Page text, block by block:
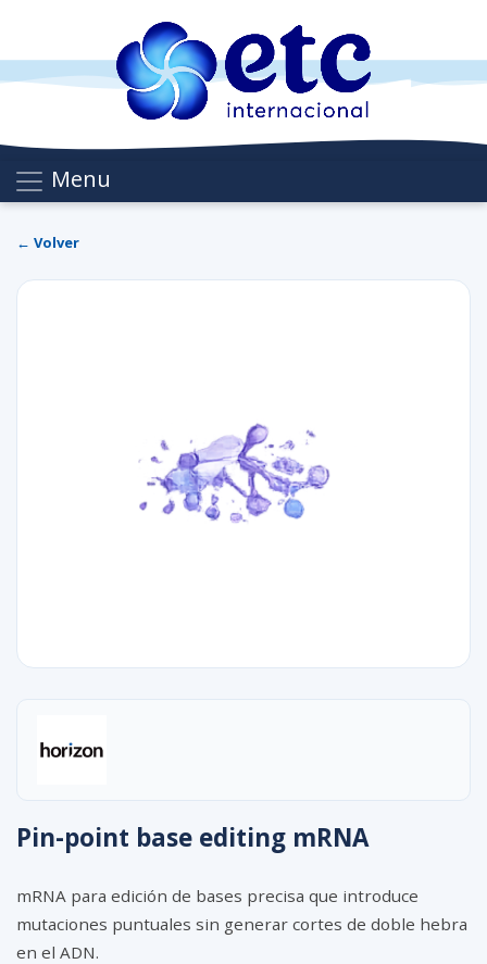
Menu
← Volver
Pin-point base editing mRNA
mRNA para edición de bases precisa que introduce
mutaciones puntuales sin generar cortes de doble hebra
en el ADN.